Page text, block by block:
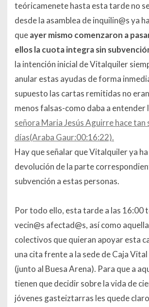
teóricamenete hasta esta tarde no
desde la asamblea de inquilin@s ya
queayer mismo comenzaron a
ellos la cuota integra sin
la intención inicial de Vitalquiler
anular estas ayudas de forma
supuesto las cartas remitidas no
menos falsas-como daba a entender
señora Maria Jesús Aguirre hace tan
días(Araba Gaur:00:16:22).
Hay que señalar que Vitalquiler ya
devolución de la parte
subvención a estas personas.
Por todo ello, esta tarde a las 16:00
vecin@s afectad@s, así como
colectivos que quieran apoyar esta
una cita frente a la sede de Caja Vital
(junto al Buesa Arena). Para que a
tienen que decidir sobre la vida de
jóvenes gasteiztarras les quede